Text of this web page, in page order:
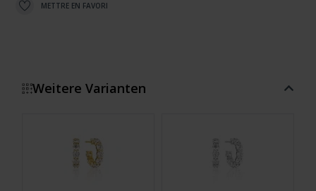
METTRE EN FAVORI
Weitere Varianten